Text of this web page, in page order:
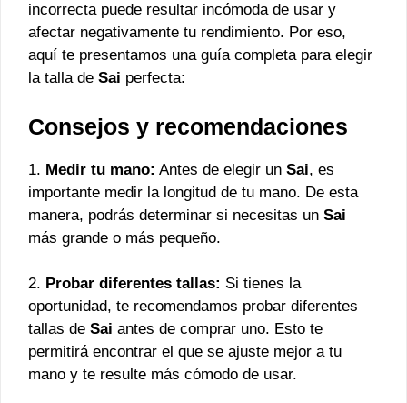
incorrecta puede resultar incómoda de usar y
afectar negativamente tu rendimiento. Por eso,
aquí te presentamos una guía completa para elegir
la talla de Sai perfecta:
Consejos y recomendaciones
1. Medir tu mano: Antes de elegir un Sai, es
importante medir la longitud de tu mano. De esta
manera, podrás determinar si necesitas un Sai
más grande o más pequeño.
2. Probar diferentes tallas: Si tienes la
oportunidad, te recomendamos probar diferentes
tallas de Sai antes de comprar uno. Esto te
permitirá encontrar el que se ajuste mejor a tu
mano y te resulte más cómodo de usar.